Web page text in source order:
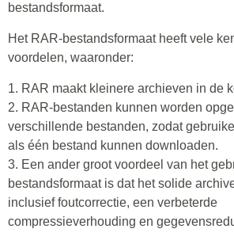
bestandsformaat.
Het RAR-bestandsformaat heeft vele
voordelen, waaronder:
1. RAR maakt kleinere archieven in de
2. RAR-bestanden kunnen worden
verschillende bestanden, zodat
als één bestand kunnen downloaden.
3. Een ander groot voordeel van het
bestandsformaat is dat het solide
inclusief foutcorrectie, een verbeterde
compressieverhouding en